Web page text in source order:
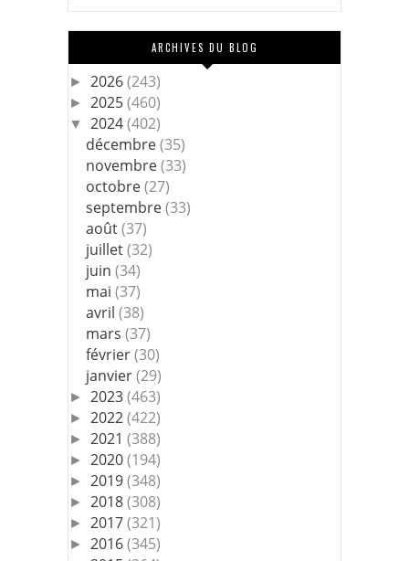
ARCHIVES DU BLOG
► 2026(243)
► 2025(460)
▼ 2024(402)
décembre(35)
novembre(33)
octobre(27)
septembre(33)
août(37)
juillet(32)
juin(34)
mai(37)
avril(38)
mars(37)
février(30)
janvier(29)
► 2023(463)
► 2022(422)
► 2021 (388)
► 2020(194)
► 2019(348)
► 2018(308)
► 2017(321)
► 2016(345)